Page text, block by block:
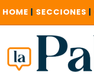
HOME | SECCIONES |